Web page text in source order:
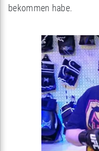
bekommen habe.